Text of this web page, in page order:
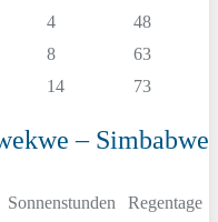
4
48
8
63
14 73
– Simbabwe
Sonnenstunden Regentage